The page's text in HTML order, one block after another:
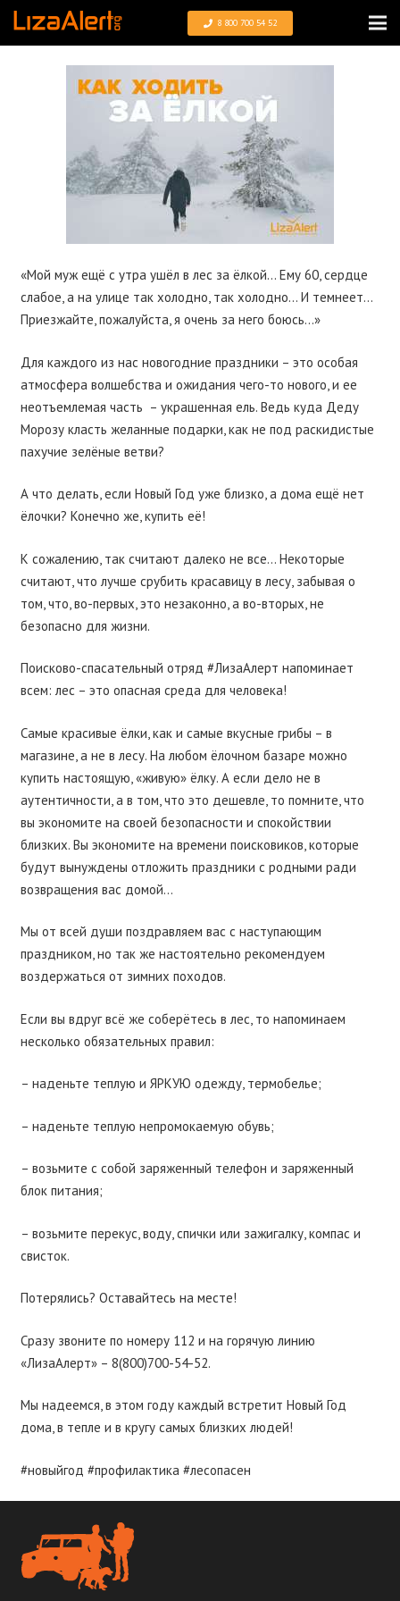
8 800 700 54 52
«Мой муж ещё с утра ушёл в лес за ёлкой… Ему 60, сердце
слабое, а на улице так холодно, так холодно… И темнеет…
Приезжайте, пожалуйста, я очень за него боюсь…»
Для каждого из нас новогодние праздники – это особая
атмосфера волшебства и ожидания чего-то нового, и ее
неотъемлемая часть – украшенная ель. Ведь куда Деду
Морозу класть желанные подарки, как не под раскидистые
пахучие зелёные ветви?
А что делать, если Новый Год уже близко, а дома ещё нет
ёлочки? Конечно же, купить её!
К сожалению, так считают далеко не все… Некоторые
считают, что лучше срубить красавицу в лесу, забывая о
том, что, во-первых, это незаконно, а во-вторых, не
безопасно для жизни.
Поисково-спасательный отряд #ЛизаАлерт напоминает
всем: лес – это опасная среда для человека!
Самые красивые ёлки, как и самые вкусные грибы – в
магазине, а не в лесу. На любом ёлочном базаре можно
купить настоящую, «живую» ёлку. А если дело не в
аутентичности, а в том, что это дешевле, то помните, что
вы экономите на своей безопасности и спокойствии
близких. Вы экономите на времени поисковиков, которые
будут вынуждены отложить праздники с родными ради
возвращения вас домой…
Мы от всей души поздравляем вас с наступающим
праздником, но так же настоятельно рекомендуем
воздержаться от зимних походов.
Если вы вдруг всё же соберётесь в лес, то напоминаем
несколько обязательных правил:
– наденьте теплую и ЯРКУЮ одежду, термобелье;
– наденьте теплую непромокаемую обувь;
– возьмите с собой заряженный телефон и заряженный
блок питания;
– возьмите перекус, воду, спички или зажигалку, компас и
свисток.
Потерялись? Оставайтесь на месте!
Сразу звоните по номеру 112 и на горячую линию
«ЛизаАлерт» – 8(800)700-54-52.
Мы надеемся, в этом году каждый встретит Новый Год
дома, в тепле и в кругу самых близких людей!
#новыйгод #профилактика #лесопасен